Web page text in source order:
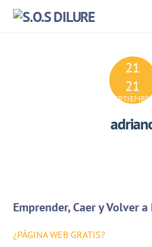
Skip
21
21
SEPTIEMBRE
Emprender, Caer y Volver a
¿PÁGINA WEB GRATIS?